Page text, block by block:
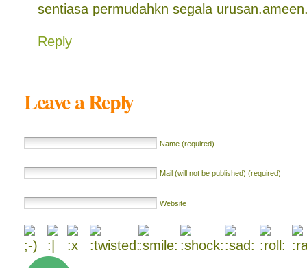
sentiasa permudahkn segala
Reply
Leave a Reply
Name (required)
Mail (will not be published) (required)
Website